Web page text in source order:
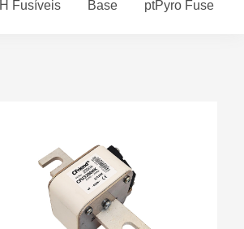
Fusíveis Base ptPyro Fuse